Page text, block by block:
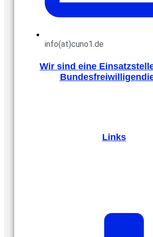
info(at)cuno1.de
Wir sind eine
Links